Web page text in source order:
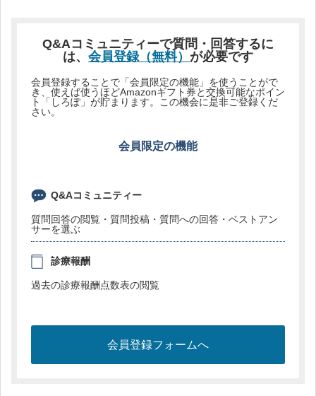
Q&Aコミュニティーで質問・回答するに
は、 会員登録（無料） が必要です
会員登録することで「会員限定の機能」を使うことがで
き、使えば使うほどAmazonギフト券と交換可能なポイン
ト「しろぽ」が貯まります。この機会に是非ご登録くだ
さい。
会員限定の機能
Q&Aコミュニティー
質問回答の閲覧・質問投稿・質問への回答・ベストアン
サーを選ぶ
診療報酬
過去の診療報酬点数表の閲覧
会員登録フォームへ